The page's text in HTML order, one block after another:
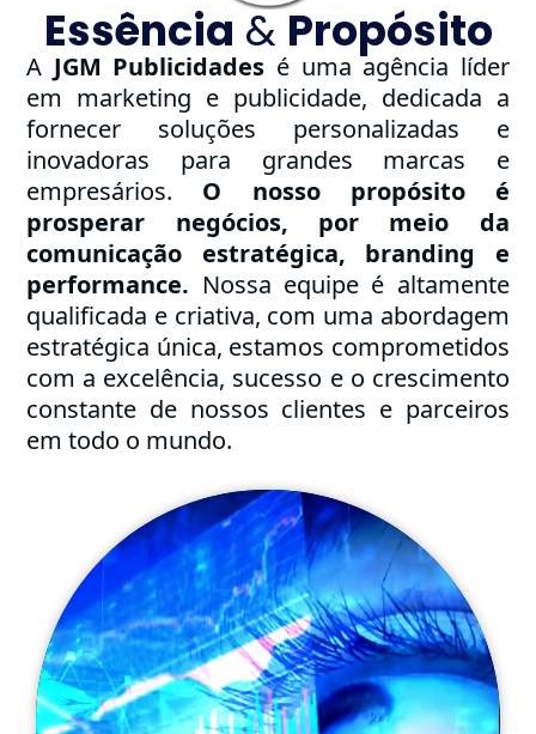
Essência & Propósito
A JGM Publicidades é uma agência líder
em marketing e publicidade, dedicada a
fornecer soluções personalizadas e
inovadoras para grandes marcas e
empresários. O nosso propósito é
prosperar negócios, por meio da
comunicação estratégica, branding e
performance. Nossa equipe é altamente
qualificada e criativa, com uma abordagem
estratégica única, estamos comprometidos
com a excelência, sucesso e o crescimento
constante de nossos clientes e parceiros
em todo o mundo.